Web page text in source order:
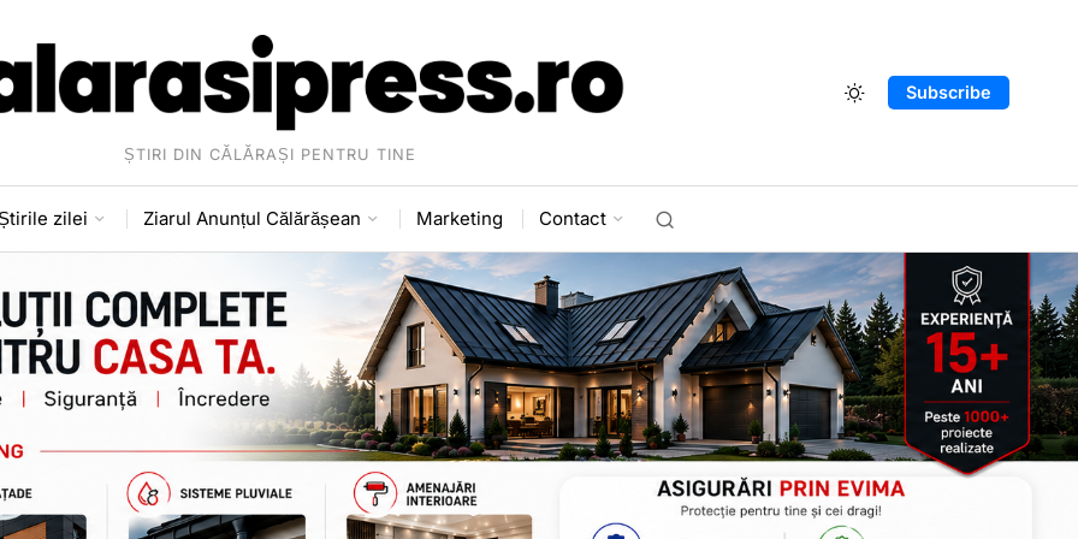
ȘTIRI DIN CĂLĂRAȘI PENTRU TINE
Subscribe
zilei Ziarul Anunțul Călărășean Marketing Contact